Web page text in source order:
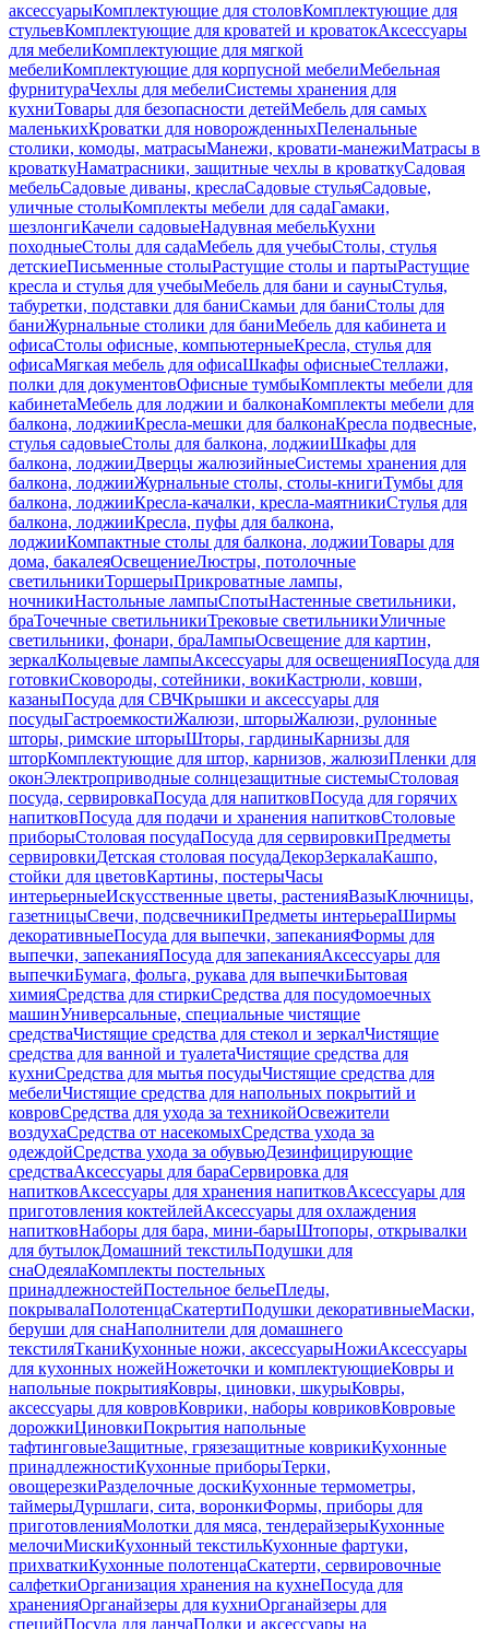
аксессуарыКомплектующие для столовКомплектующие для
стульевКомплектующие для кроватей и кроватокАксессуары
для мебелиКомплектующие для мягкой
мебелиКомплектующие для корпусной мебелиМебельная
фурнитураЧехлы для мебелиСистемы хранения для
кухниТовары для безопасности детейМебель для самых
маленькихКроватки для новорожденныхПеленальные
столики, комоды, матрасыМанежи, кровати-манежиМатрасы в
кроваткуНаматрасники, защитные чехлы в кроваткуСадовая
мебельСадовые диваны, креслаСадовые стульяСадовые,
уличные столыКомплекты мебели для садаГамаки,
шезлонгиКачели садовыеНадувная мебельКухни
походныеСтолы для садаМебель для учебыСтолы, стулья
детскиеПисьменные столыРастущие столы и партыРастущие
кресла и стулья для учебыМебель для бани и сауныСтулья,
табуретки, подставки для баниСкамьи для баниСтолы для
баниЖурнальные столики для баниМебель для кабинета и
офисаСтолы офисные, компьютерныеКресла, стулья для
офисаМягкая мебель для офисаШкафы офисныеСтеллажи,
полки для документовОфисные тумбыКомплекты мебели для
кабинетаМебель для лоджии и балконаКомплекты мебели для
балкона, лоджииКресла-мешки для балконаКресла подвесные,
стулья садовыеСтолы для балкона, лоджииШкафы для
балкона, лоджииДверцы жалюзийныеСистемы хранения для
балкона, лоджииЖурнальные столы, столы-книгиТумбы для
балкона, лоджииКресла-качалки, кресла-маятникиСтулья для
балкона, лоджииКресла, пуфы для балкона,
лоджииКомпактные столы для балкона, лоджииТовары для
дома, бакалеяОсвещениеЛюстры, потолочные
светильникиТоршерыПрикроватные лампы,
ночникиНастольные лампыСпотыНастенные светильники,
браТочечные светильникиТрековые светильникиУличные
светильники, фонари, браЛампыОсвещение для картин,
зеркалКольцевые лампыАксессуары для освещенияПосуда для
готовкиСковороды, сотейники, вокиКастрюли, ковши,
казаныПосуда для СВЧКрышки и аксессуары для
посудыГастроемкостиЖалюзи, шторыЖалюзи, рулонные
шторы, римские шторыШторы, гардиныКарнизы для
шторКомплектующие для штор, карнизов, жалюзиПленки для
оконЭлектроприводные солнцезащитные системыСтоловая
посуда, сервировкаПосуда для напитковПосуда для горячих
напитковПосуда для подачи и хранения напитковСтоловые
приборыСтоловая посудаПосуда для сервировкиПредметы
сервировкиДетская столовая посудаДекорЗеркалаКашпо,
стойки для цветовКартины, постерыЧасы
интерьерныеИскусственные цветы, растенияВазыКлючницы,
газетницыСвечи, подсвечникиПредметы интерьераШирмы
декоративныеПосуда для выпечки, запеканияФормы для
выпечки, запеканияПосуда для запеканияАксессуары для
выпечкиБумага, фольга, рукава для выпечкиБытовая
химияСредства для стиркиСредства для посудомоечных
машинУниверсальные, специальные чистящие
средстваЧистящие средства для стекол и зеркалЧистящие
средства для ванной и туалетаЧистящие средства для
кухниСредства для мытья посудыЧистящие средства для
мебелиЧистящие средства для напольных покрытий и
ковровСредства для ухода за техникойОсвежители
воздухаСредства от насекомыхСредства ухода за
одеждойСредства ухода за обувьюДезинфицирующие
средстваАксессуары для бараСервировка для
напитковАксессуары для хранения напитковАксессуары для
приготовления коктейлейАксессуары для охлаждения
напитковНаборы для бара, мини-барыШтопоры, открывалки
для бутылокДомашний текстильПодушки для
снаОдеялаКомплекты постельных
принадлежностейПостельное бельеПледы,
покрывалаПолотенцаСкатертиПодушки декоративныеМаски,
беруши для снаНаполнители для домашнего
текстиляТканиКухонные ножи, аксессуарыНожиАксессуары
для кухонных ножейНожеточки и комплектующиеКовры и
напольные покрытияКовры, циновки, шкурыКовры,
аксессуары для ковровКоврики, наборы ковриковКовровые
дорожкиЦиновкиПокрытия напольные
тафтинговыеЗащитные, грязезащитные коврикиКухонные
принадлежностиКухонные приборыТерки,
овощерезкиРазделочные доскиКухонные термометры,
таймерыДуршлаги, сита, воронкиФормы, приборы для
приготовленияМолотки для мяса, тендерайзерыКухонные
мелочиМискиКухонный текстильКухонные фартуки,
прихваткиКухонные полотенцаСкатерти, сервировочные
салфеткиОрганизация хранения на кухнеПосуда для
храненияОрганайзеры для кухниОрганайзеры для
специйПосуда для ланчаПолки и аксессуары на